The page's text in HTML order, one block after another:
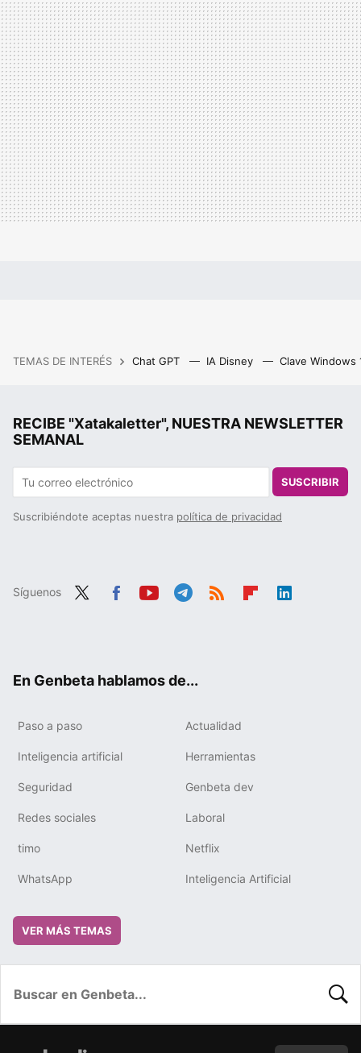
TEMAS DE INTERÉS Chat GPT IA Disney Clave Windows
RECIBE "Xatakaletter", NUESTRA NEWSLETTER
SEMANAL
SUSCRIBIR
Suscribiéndote aceptas nuestra política de privacidad
Síguenos
En Genbeta hablamos de...
Paso a paso Actualidad
Inteligencia artificial Herramientas
Seguridad Genbeta dev
Redes sociales Laboral
timo Netflix
WhatsApp Inteligencia Artificial
VER MÁS TEMAS